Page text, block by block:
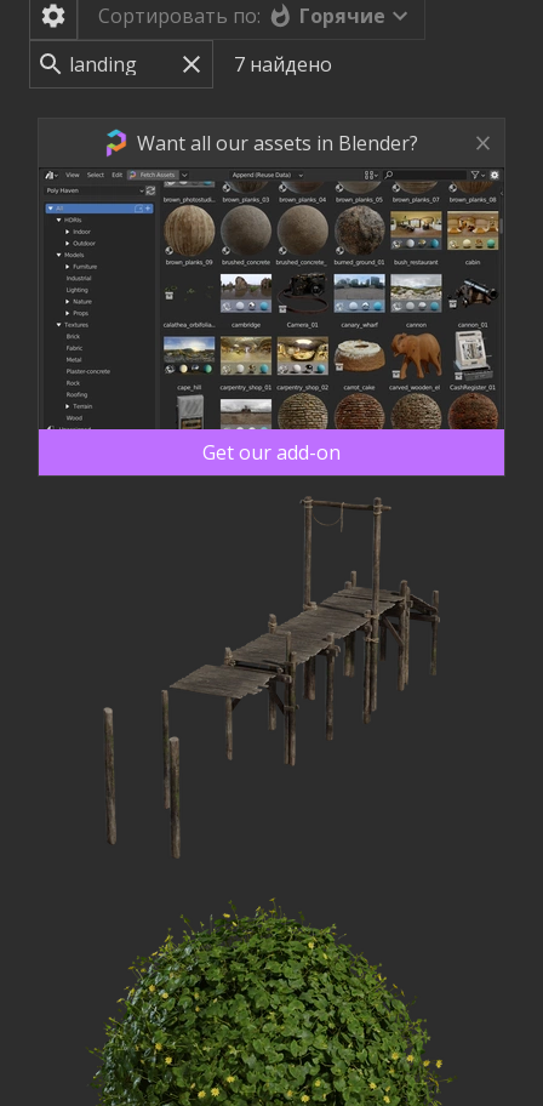
Сортировать по:
Горячие
7 найдено
Want all our assets in Blender?
Get our add-on